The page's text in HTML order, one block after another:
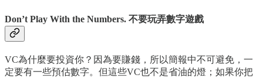
Don’t Play With the Numbers. 不要玩弄數字遊戲
VC為什麼要投資你？因為要賺錢，所以簡報中不可避免，一
定要有一些預估數字。但這些VC也不是省油的燈；如果你把